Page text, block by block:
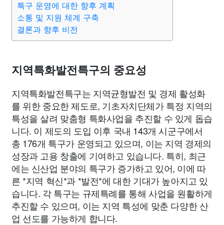
부동산 외국어 교육
특구 운영에 대한 향후 계획
소통 및 지원 체계 구축
결론과 향후 비전
지역특화발전특구의 중요성
지역특화발전특구는 지역균형발전 및 경제 활성화
를 위한 중요한 제도로, 기초자치단체가 특정 지역의
특성을 살려 맞춤형 특화사업을 추진할 수 있게 돕습
니다. 이 제도의 도입 이후 국내 143개 시군구에서
총 176개 특구가 운영되고 있으며, 이는 지역 경제의
성장과 고용 창출에 기여하고 있습니다. 특히, 최근
에는 신산업 분야의 특구가 증가하고 있어, 이에 따
른 *지역 혁신*과 *발전*에 대한 기대가 높아지고 있
습니다. 각 특구는 규제특례를 통해 사업을 원활하게
추진할 수 있으며, 이는 지역 특성에 맞춘 다양한 산
업 선도를 가능하게 합니다.